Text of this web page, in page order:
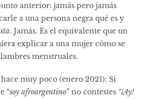
anterior: jamás pero jamás
a una persona negra qué es y
. Jamás. Es el equivalente que un
explicar a una mujer cómo se
menstruales.
hace muy poco (enero 2021): Si
“soy afroargentino” no contestes “¡Ay!